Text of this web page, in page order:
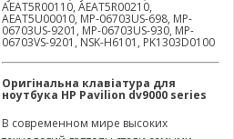
AEAT5R00110, AEAT5R00210,
AEAT5U00010, MP-06703US-698, MP-
06703US-9201, MP-06703US-930, MP-
06703VS-9201, NSK-H6101, PK1303D0100
Оригінальна клавіатура для
ноутбука HP Pavilion dv9000 series
В современном мире высоких